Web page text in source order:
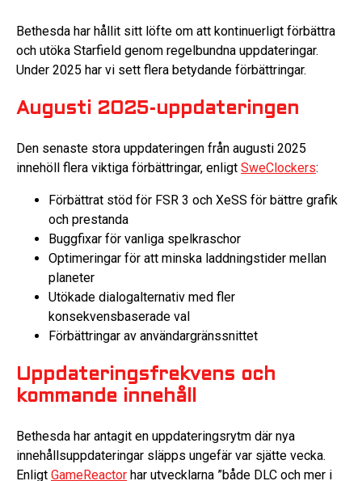
Bethesda har hållit sitt löfte om att kontinuerligt förbättra
och utöka Starfield genom regelbundna uppdateringar.
Under 2025 har vi sett flera betydande förbättringar.
Augusti 2025-uppdateringen
Den senaste stora uppdateringen från augusti 2025
innehöll flera viktiga förbättringar, enligt SweClockers:
Förbättrat stöd för FSR 3 och XeSS för bättre grafik
och prestanda
Buggfixar för vanliga spelkraschor
Optimeringar för att minska laddningstider mellan
planeter
Utökade dialogalternativ med fler
konsekvensbaserade val
Förbättringar av användargränssnittet
Uppdateringsfrekvens och
kommande innehåll
Bethesda har antagit en uppdateringsrytm där nya
innehållsuppdateringar släpps ungefär var sjätte vecka.
Enligt GameReactor har utvecklarna ”både DLC och mer i